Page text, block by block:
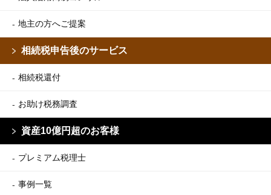
地主の方へご提案
相続税申告後のサービス
相続税還付
お助け税務調査
資産10億円超のお客様
プレミアム税理士
事例一覧